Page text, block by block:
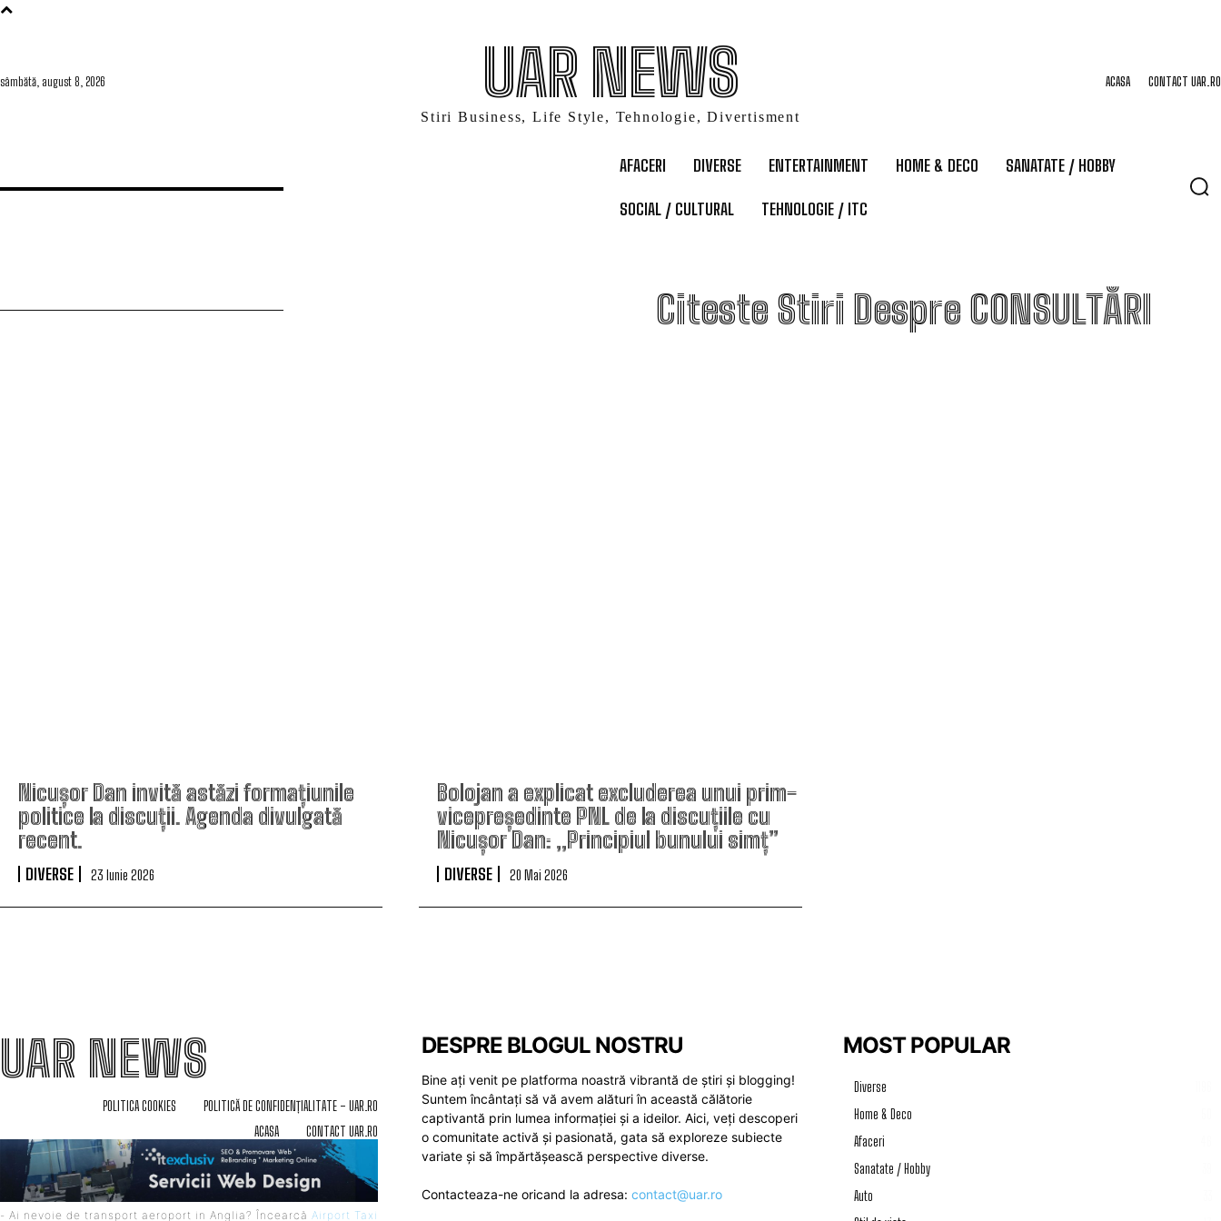
sâmbătă, august 8, 2026 UAR NEWS
Stiri Business, Life Style, Tehnologie, Divertisment
ACASA CONTACT UAR.RO
AFACERI DIVERSE ENTERTAINMENT HOME & DECO SANATATE / HOBBY
SOCIAL / CULTURAL TEHNOLOGIE / ITC
Citeste Stiri Despre CONSULTĂRI
C
Nicușor Dan invită astăzi formațiunile
politice la discuții. Agenda divulgată
recent.
DIVERSE 23 Iunie 2026
Bolojan a explicat excluderea unui prim-
vicepreședinte PNL de la discuțiile cu
Nicușor Dan: „Principiul bunului simț”
DIVERSE 20 Mai 2026
UAR NEWS
POLITICA COOKIES
POLITICĂ DE CONFIDENȚIALITATE – UAR.RO
ACASA
CONTACT UAR.RO
- Ai nevoie de transport aeroport in Anglia? Încearcă Airport Taxi
DESPRE BLOGUL NOSTRU
Bine ați venit pe platforma noastră vibrantă de știri și blogging!
Suntem încântați să vă avem alături în această călătorie
captivantă prin lumea informației și a ideilor. Aici, veți descoperi
o comunitate activă și pasionată, gata să exploreze subiecte
variate și să împărtășească perspective diverse.
Contacteaza-ne oricand la adresa: contact@uar.ro
MOST POPULAR
Diverse
Home & Deco
Afaceri
Sanatate / Hobby
Auto